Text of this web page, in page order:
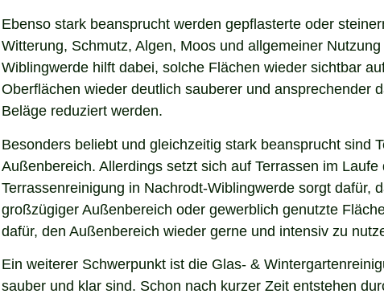
Ebenso stark beansprucht werden gepflasterte oder
Witterung, Schmutz, Algen, Moos und allgemeiner
Wiblingwerde hilft dabei, solche Flächen wieder sichtbar
Oberflächen wieder deutlich sauberer und ansprechender
Beläge reduziert werden.
Besonders beliebt und gleichzeitig stark beansprucht sind
Außenbereich. Allerdings setzt sich auf Terrassen im
Terrassenreinigung in Nachrodt-Wiblingwerde sorgt dafür,
großzügiger Außenbereich oder gewerblich genutzte
dafür, den Außenbereich wieder gerne und intensiv zu
Ein weiterer Schwerpunkt ist die Glas- &
sauber und klar sind. Schon nach kurzer Zeit entstehen